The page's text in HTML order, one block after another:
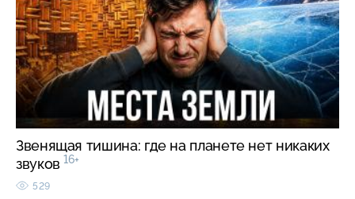
Звенящая тишина: где на планете нет никаких
звуков 16+
529